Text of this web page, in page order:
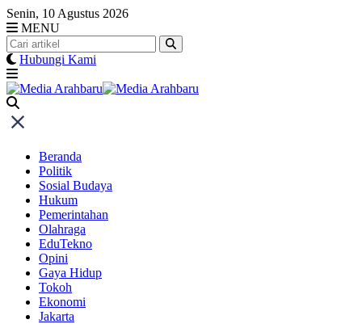
Skip
to
content
Senin, 10 Agustus 2026
MENU
Hubungi Kami
Beranda
Politik
Sosial Budaya
Hukum
Pemerintahan
Olahraga
EduTekno
Opini
Gaya Hidup
Tokoh
Ekonomi
Jakarta